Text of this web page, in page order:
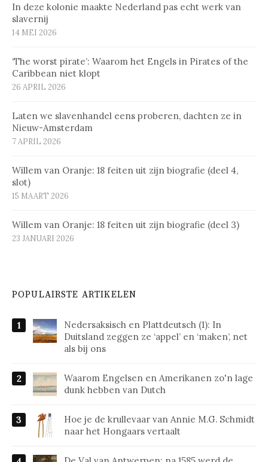
In deze kolonie maakte Nederland pas echt werk van
slavernij
14 MEI 2026
‘The worst pirate’: Waarom het Engels in Pirates of the
Caribbean niet klopt
26 APRIL 2026
Laten we slavenhandel eens proberen, dachten ze in
Nieuw-Amsterdam
7 APRIL 2026
Willem van Oranje: 18 feiten uit zijn biografie (deel 4,
slot)
15 MAART 2026
Willem van Oranje: 18 feiten uit zijn biografie (deel 3)
23 JANUARI 2026
POPULAIRSTE ARTIKELEN
Nedersaksisch en Plattdeutsch (1): In
Duitsland zeggen ze ‘appel’ en ‘maken’, net
als bij ons
Waarom Engelsen en Amerikanen zo'n lage
dunk hebben van Dutch
Hoe je de krullevaar van Annie M.G. Schmidt
naar het Hongaars vertaalt